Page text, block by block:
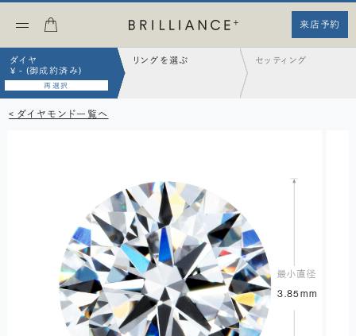
来店予約
ダイヤ
¥ - (御成約済み)
再選択
リングを選ぶ セッティング
< ダイヤモンド一覧へ
3.85mm